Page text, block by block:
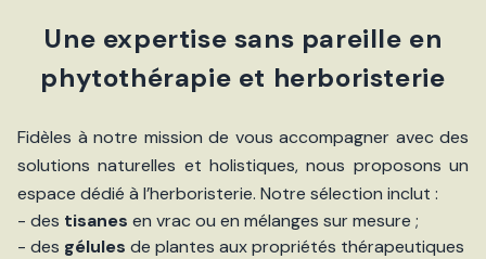
Une expertise sans pareille en
phytothérapie et herboristerie
Fidèles à notre mission de vous accompagner avec des
solutions naturelles et holistiques, nous proposons un
espace dédié à l’herboristerie. Notre sélection inclut :
- des tisanes en vrac ou en mélanges sur mesure ;
- des gélules de plantes aux propriétés thérapeutiques